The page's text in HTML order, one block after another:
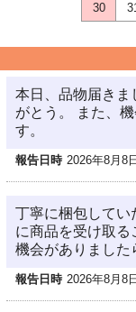
30
本日、品物届きま
がとう。 また、
す。
報告日時 2026年8月8
丁寧に梱包してい
に商品を受け取る
機会がありました
報告日時 2026年8月8